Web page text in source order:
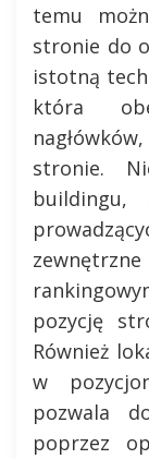
temu
stronie do
istotną
która
stronie.
buildingu,
pozycję
Również
w
pozwala
poprzez